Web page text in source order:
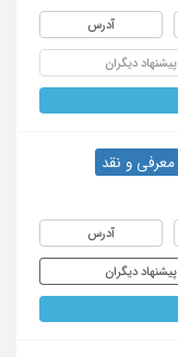
آدرس
پیشنهاد دیگران
معرفی و نقد
آدرس
پیشنهاد دیگران